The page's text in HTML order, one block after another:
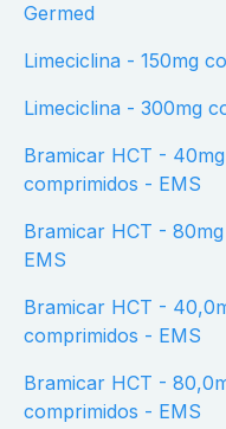
Germed
Limeciclina - 150mg
Limeciclina - 300mg
Bramicar HCT - 40mg + 12,5mg com 60
comprimidos - EMS
Bramicar HCT - 80mg + 25mg com 60 comprimidos -
EMS
Bramicar HCT - 40,0mg + 12,5mg com 30
comprimidos - EMS
Bramicar HCT - 80,0mg + 12,5mg com 30
comprimidos - EMS